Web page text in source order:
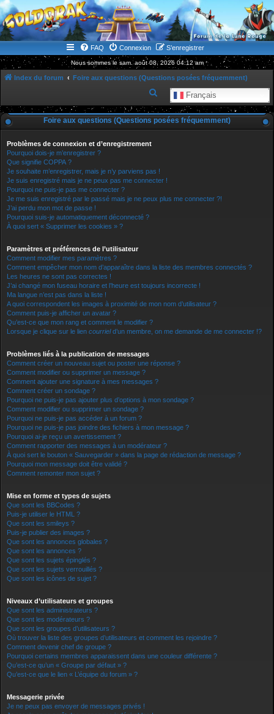
WWW.GOLDORAKGO.COM
le site de la Lune Rouge
FAQ Connexion S’enregistrer
Nous sommes le sam. août 08, 2026 04:12 am
Index du forum Foire aux questions (Questions posées fréquemment)
Français
e
c
c
Foire aux questions (Questions posées fréquemment)
Problèmes de connexion et d’enregistrement
Pourquoi dois-je m’enregistrer ?
Que signifie COPPA ?
Je souhaite m’enregistrer, mais je n’y parviens pas !
Je suis enregistré mais je ne peux pas me connecter !
Pourquoi ne puis-je pas me connecter ?
Je me suis enregistré par le passé mais je ne peux plus me connecter ?!
J’ai perdu mon mot de passe !
Pourquoi suis-je automatiquement déconnecté ?
À quoi sert « Supprimer les cookies » ?
Paramètres et préférences de l’utilisateur
Comment modifier mes paramètres ?
Comment empêcher mon nom d’apparaître dans la liste des membres connectés ?
Les heures ne sont pas correctes !
J’ai changé mon fuseau horaire et l’heure est toujours incorrecte !
Ma langue n’est pas dans la liste !
A quoi correspondent les images à proximité de mon nom d’utilisateur ?
Comment puis-je afficher un avatar ?
Qu’est-ce que mon rang et comment le modifier ?
Lorsque je clique sur le lien courrield’un membre, on me demande de me connecter !?
Problèmes liés à la publication de messages
Comment créer un nouveau sujet ou poster une réponse ?
Comment modifier ou supprimer un message ?
Comment ajouter une signature à mes messages ?
Comment créer un sondage ?
Pourquoi ne puis-je pas ajouter plus d’options à mon sondage ?
Comment modifier ou supprimer un sondage ?
Pourquoi ne puis-je pas accéder à un forum ?
Pourquoi ne puis-je pas joindre des fichiers à mon message ?
Pourquoi ai-je reçu un avertissement ?
Comment rapporter des messages à un modérateur ?
À quoi sert le bouton « Sauvegarder » dans la page de rédaction de message ?
Pourquoi mon message doit être validé ?
Comment remonter mon sujet ?
Mise en forme et types de sujets
Que sont les BBCodes ?
Puis-je utiliser le HTML ?
Que sont les smileys ?
Puis-je publier des images ?
Que sont les annonces globales ?
Que sont les annonces ?
Que sont les sujets épinglés ?
Que sont les sujets verrouillés ?
Que sont les icônes de sujet ?
Niveaux d’utilisateurs et groupes
Que sont les administrateurs ?
Que sont les modérateurs ?
Que sont les groupes d’utilisateurs ?
Où trouver la liste des groupes d’utilisateurs et comment les rejoindre ?
Comment devenir chef de groupe ?
Pourquoi certains membres apparaissent dans une couleur différente ?
Qu’est-ce qu’un « Groupe par défaut » ?
Qu’est-ce que le lien « L’équipe du forum » ?
Messagerie privée
Je ne peux pas envoyer de messages privés !